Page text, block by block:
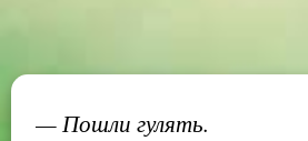
— Пошли гулять.